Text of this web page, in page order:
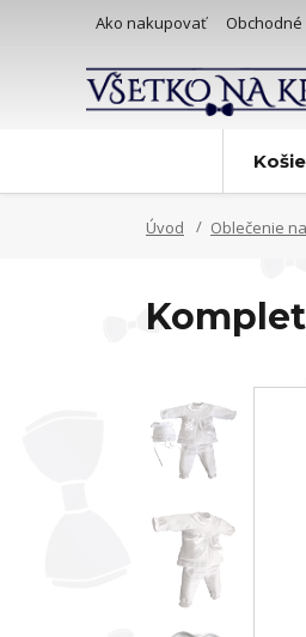
Ako nakupovať
Úvod Oblečenie